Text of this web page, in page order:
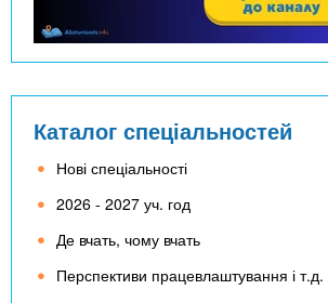
Каталог спеціальностей
Нові спеціальності
2026 - 2027 уч. год
Де вчать, чому вчать
Перспективи працевлаштування і т.д.